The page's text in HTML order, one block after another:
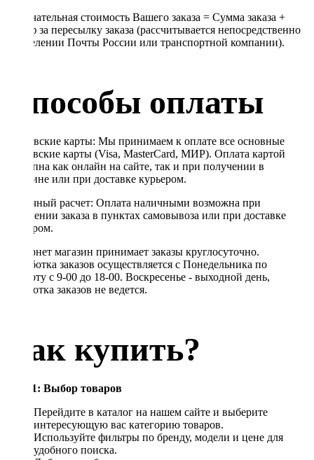
Окончательная стоимость Вашего заказа = Сумма заказа +
Тариф за пересылку заказа (рассчитывается непосредственно
в отделении Почты России или транспортной компании).
Способы оплаты
Банковские карты: Мы принимаем к оплате все основные
банковские карты (Visa, MasterCard, МИР). Оплата картой
доступна как онлайн на сайте, так и при получении в
магазине или при доставке курьером.
Наличный расчет: Оплата наличными возможна при
получении заказа в пунктах самовывоза или при доставке
курьером.
Интернет магазин принимает заказы круглосуточно.
Обработка заказов осуществляется с Понедельника по
Субботу с 9-00 до 18-00. Воскресенье - выходной день,
обработка заказов не ведется.
Как купить?
Шаг 1: Выбор товаров
Перейдите в каталог на нашем сайте и выберите
интересующую вас категорию товаров.
Используйте фильтры по бренду, модели и цене для
удобного поиска.